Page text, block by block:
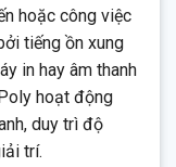
hoặc công việc
tiếng ồn xung
in hay âm thanh
hoạt động
duy trì độ
trí.